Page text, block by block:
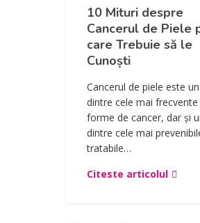
10 Mituri despre
Cancerul de Piele
care Trebuie să le
Cunoști
Cancerul de piele este
dintre cele mai frecvente
forme de cancer, dar și
dintre cele mai
tratabile…
Citeste articolul